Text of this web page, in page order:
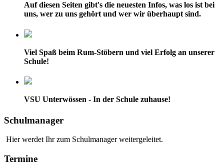
Auf diesen Seiten gibt's die neuesten Infos, was los ist bei
uns, wer zu uns gehört und wer wir überhaupt sind.
Viel Spaß beim Rum-Stöbern und viel Erfolg an unserer
Schule!
VSU Unterwössen - In der Schule zuhause!
Schulmanager
Hier werdet Ihr zum Schulmanager weitergeleitet.
Termine